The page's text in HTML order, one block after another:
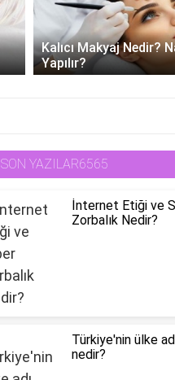
Kalıcı Makyaj Nedir?
Yapılır?
SON YAZILAR6565
İnternet Etiği ve
Zorbalık Nedir?
Türkiye'nin ülke
nedir?